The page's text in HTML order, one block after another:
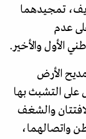
تمجيدهما
عدم
الأول والأخير.
مديح الأرض
على التشبث بها
والشغف
واتصالهما،